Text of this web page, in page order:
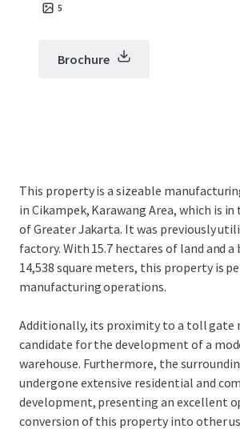
5
Brochure
This property is a sizeable
in Cikampek, Karawang Area, which is
of Greater Jakarta. It was previously
factory. With 15.7 hectares of land and
14,538 square meters, this property is
manufacturing operations.
Additionally, its proximity to a toll gate
candidate for the development of a
warehouse. Furthermore, the
undergone extensive residential and
development, presenting an excellent
conversion of this property into other